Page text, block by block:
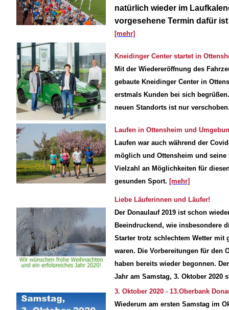
natürlich wieder im
vorgesehene Termin dafür
[mehr]
Kneidinger Center startet in
Mit der Wiedereröffnung des
gebaute Kneidinger Center in
erstmals Kunden bei sich
neuen Standorts ist nur
Laufen in Ottensheim und
Laufen war auch während der
möglich und Ottensheim und seine
Vielzahl an Möglichkeiten für
gesunden Sport. [mehr]
Liebe Läuferinnen und Läufer!
Der Donaulauf 2019 ist schon
Beeindruckend, wie insbesondere
Starter trotz schlechtem Wetter mit
waren. Die Vorbereitungen für den
haben bereits wieder begonnen.
Jahr am Samstag, 3. Oktober 2020
3. Oktober 2020 - 13.Oberbank
Wiederum am ersten Samstag im